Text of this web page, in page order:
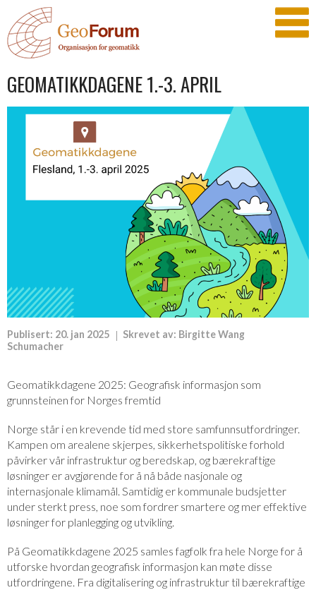
GEOMATIKKDAGENE 1.-3. APRIL
Publisert: 20. jan 2025 Skrevet av: Birgitte Wang
Schumacher
Geomatikkdagene 2025: Geografisk informasjon som
grunnsteinen for Norges fremtid
Norge står i en krevende tid med store samfunnsutfordringer.
Kampen om arealene skjerpes, sikkerhetspolitiske forhold
påvirker vår infrastruktur og beredskap, og bærekraftige
løsninger er avgjørende for å nå både nasjonale og
internasjonale klimamål. Samtidig er kommunale budsjetter
under sterkt press, noe som fordrer smartere og mer effektive
løsninger for planlegging og utvikling.
På Geomatikkdagene 2025 samles fagfolk fra hele Norge for å
utforske hvordan geografisk informasjon kan møte disse
utfordringene. Fra digitalisering og infrastruktur til bærekraftige